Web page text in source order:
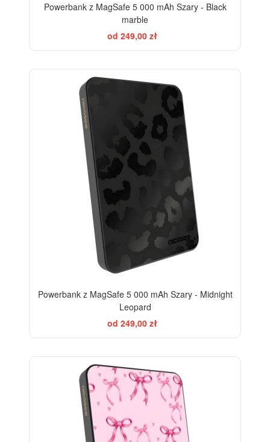
Powerbank z MagSafe 5 000 mAh Szary - Black
marble
od 249,00 zł
Powerbank z MagSafe 5 000 mAh Szary - Midnight
Leopard
od 249,00 zł